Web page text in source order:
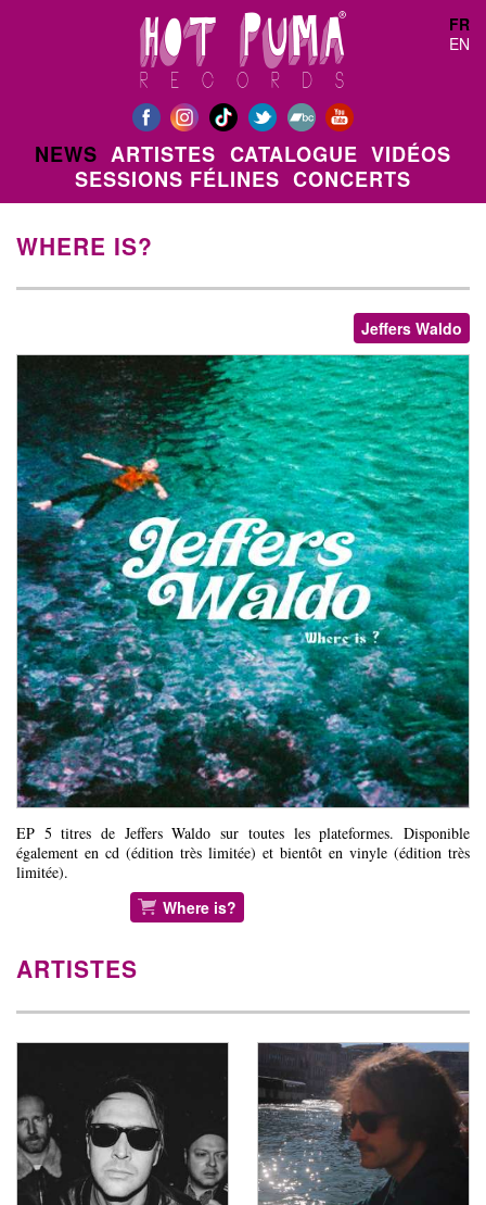
FR
EN
NEWS ARTISTES CATALOGUE VIDÉOS
SESSIONS FÉLINES CONCERTS
WHERE IS?
Jeffers Waldo
EP 5 titres de Jeffers Waldo sur toutes les plateformes. Disponible
également en cd (édition très limitée) et bientôt en vinyle (édition très
limitée).
Where is?
ARTISTES